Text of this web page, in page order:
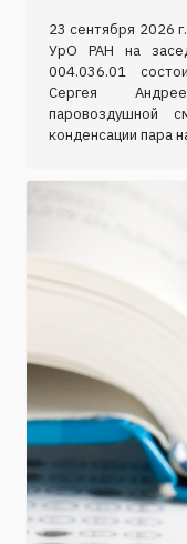
23 сентября 2026
УрО РАН на
004.036.01
Сергея
паровоздушной
конденсации пара